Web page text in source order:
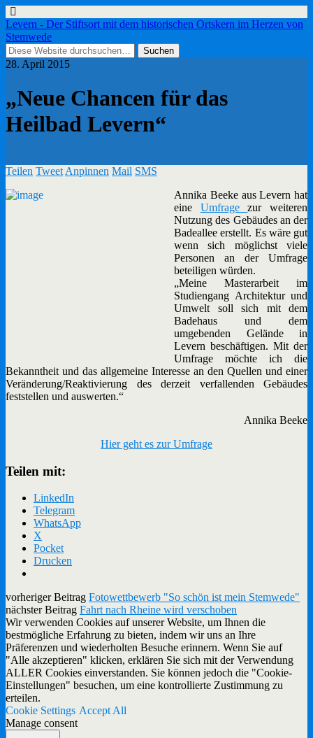
Levern - Der Stiftsort mit dem historischen Ortskern im Herzen von
Stemwede
28. April 2015
„Neue Chancen für das
Heilbad Levern“
Teilen Tweet Anpinnen Mail SMS
Annika Beeke aus Levern hat
eine Umfragezur weiteren
Nutzung des Gebäudes an der
Badeallee erstellt. Es wäre gut
wenn sich möglichst viele
Personen an der Umfrage
beteiligen würden.
„Meine Masterarbeit im
Studiengang Architektur und
Umwelt soll sich mit dem
Badehaus und dem
umgebenden Gelände in
Levern beschäftigen. Mit der
Umfrage möchte ich die
Bekanntheit und das allgemeine Interesse an den Quellen und einer
Veränderung/Reaktivierung des derzeit verfallenden Gebäudes
feststellen und auswerten.“
Annika Beeke
Hier geht es zur Umfrage
Teilen mit:
LinkedIn
Telegram
WhatsApp
X
Pocket
Drucken
vorheriger Beitrag Fotowettbewerb "So schön ist mein Stemwede"
nächster Beitrag Fahrt nach Rheine wird verschoben
Wir verwenden Cookies auf unserer Website, um Ihnen die
bestmögliche Erfahrung zu bieten, indem wir uns an Ihre
Präferenzen und wiederholten Besuche erinnern. Wenn Sie auf
"Alle akzeptieren" klicken, erklären Sie sich mit der Verwendung
ALLER Cookies einverstanden. Sie können jedoch die "Cookie-
Einstellungen" besuchen, um eine kontrollierte Zustimmung zu
erteilen.
Cookie Settings Accept All
Manage consent